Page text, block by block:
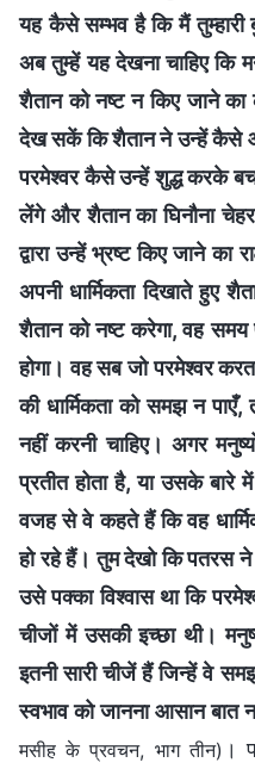
यह कैसे सम्‍भव है कि मैं तुम्‍हारी
अब तुम्हें यह देखना चाहिए कि
शैतान को नष्ट न किए जाने
देख सकें कि शैतान ने उन्हें कैसे
परमेश्वर कैसे उन्हें शुद्ध करके
लेंगे और शैतान का घिनौना
द्वारा उन्हें भ्रष्ट किए जाने का
अपनी धार्मिकता दिखाते हुए
शैतान को नष्ट करेगा, वह समय
होगा। वह सब जो परमेश्वर
की धार्मिकता को समझ न
नहीं करनी चाहिए। अगर
प्रतीत होता है, या उसके बारे
वजह से वे कहते हैं कि वह
हो रहे हैं। तुम देखो कि पतरस
उसे पक्का विश्‍वास था कि
चीजों में उसकी इच्छा थी।
इतनी सारी चीजें हैं जिन्‍हें वे
स्‍वभाव को जानना आसान बात
मसीह के प्रवचन, भाग तीन) ।